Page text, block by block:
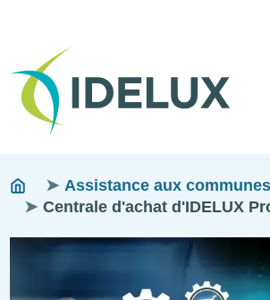
Fils
d'ariane
You
are
Assistance aux communes
Centrale d'achat d'IDELUX
Image